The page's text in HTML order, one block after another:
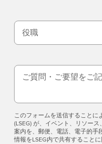
役職
ご質問・ご要望をご
このフォームを送信すること
(LSEG) が、イベント、リソー
案内を、郵便、電話、電子的手
情報をLSEG内で共有すること